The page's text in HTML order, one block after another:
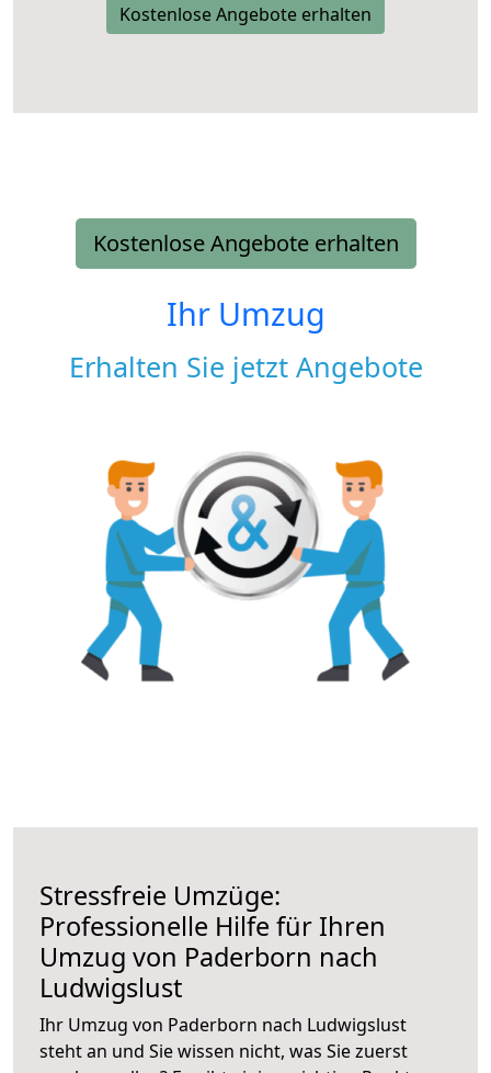
Kostenlose Angebote erhalten
Kostenlose Angebote erhalten
Ihr Umzug
Erhalten Sie jetzt Angebote
Stressfreie Umzüge:
Professionelle Hilfe für Ihren
Umzug von Paderborn nach
Ludwigslust
Ihr Umzug von Paderborn nach Ludwigslust
steht an und Sie wissen nicht, was Sie zuerst